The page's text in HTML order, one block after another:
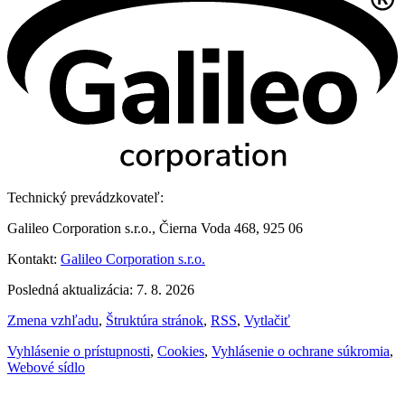
Technický prevádzkovateľ:
Galileo Corporation s.r.o., Čierna Voda 468, 925 06
Kontakt: Galileo Corporation s.r.o.
Posledná aktualizácia: 7. 8. 2026
Zmena vzhľadu, Štruktúra stránok, RSS, Vytlačiť
Vyhlásenie o prístupnosti, Cookies, Vyhlásenie o ochrane súkromia,
Webové sídlo